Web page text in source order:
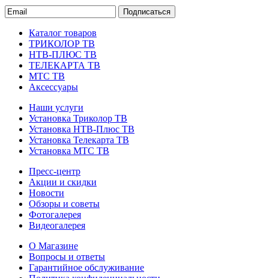
Подписаться
Каталог товаров
ТРИКОЛОР ТВ
НТВ-ПЛЮС ТВ
ТЕЛЕКАРТА ТВ
МТС ТВ
Аксессуары
Наши услуги
Установка Триколор ТВ
Установка НТВ-Плюс ТВ
Установка Телекарта ТВ
Установка МТС ТВ
Пресс-центр
Акции и скидки
Новости
Обзоры и советы
Фотогалерея
Видеогалерея
О Магазине
Вопросы и ответы
Гарантийное обслуживание